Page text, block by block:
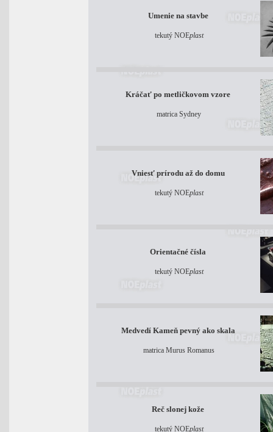
Umenie na stavbe
tekutý NOEplast
Kráčať po metličkovom vzore
matrica Sydney
Vniesť prírodu až do domu
tekutý NOEplast
Orientačné čísla
tekutý NOEplast
Medvedí Kameň pevný ako skala
matrica Murus Romanus
Reč slonej kože
tekutý NOEplast